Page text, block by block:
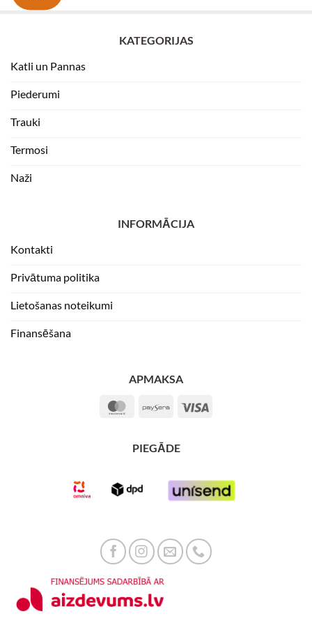
KATEGORIJAS
Katli un Pannas
Piederumi
Trauki
Termosi
Naži
INFORMĀCIJA
Kontakti
Privātuma politika
Lietošanas noteikumi
Finansēšana
APMAKSA
MasterCardPaysera
PIEGĀDE